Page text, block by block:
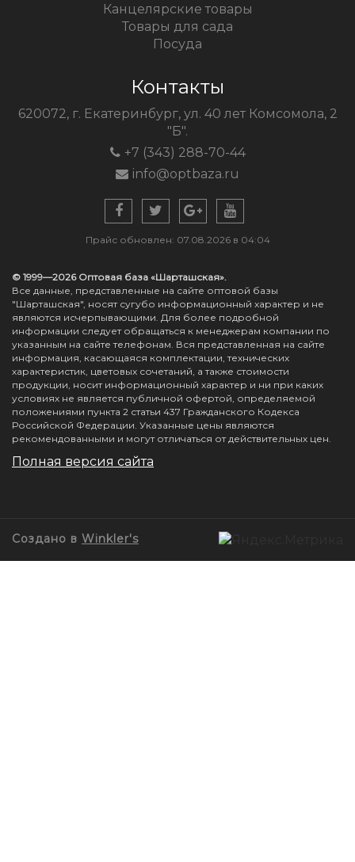
Канцелярские товары
Товары для сада
Посуда
Контакты
620072, г. Екатеринбург, ул. 40 лет Комсомола, 2
"Б".
+7 (343) 288-70-44
info@optbaza.ru
Прайс обновлен: 07.08.2026 в 04:04
© 1999—2026 Оптовая база «Шарташская».
Все данные, представленные на сайте оптовой базы
"Шарташская", носят сугубо информационный характер и не
являются исчерпывающими. Для более подробной
информации следует обращаться к менеджерам компании по
указанным на сайте телефонам. Вся представленная на сайте
информация, касающаяся комплектации, технических
характеристик, цветовых сочетаний, а также стоимости
продукции, носит информационный характер и ни при каких
условиях не является публичной офертой, определяемой
положениями пункта 2 статьи 437 Гражданского Кодекса
Российской Федерации. Указанные цены являются
рекомендованными и могут отличаться от действительных цен.
Полная версия сайта
Создано в Winkler's